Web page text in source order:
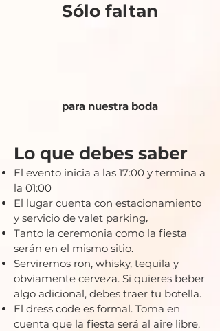
Sólo faltan
para nuestra boda
Lo que debes saber
El evento inicia a las 17:00 y termina a
la 01:00
El lugar cuenta con estacionamiento
y servicio de valet parking,
Tanto la ceremonia como la fiesta
serán en el mismo sitio.
Serviremos ron, whisky, tequila y
obviamente cerveza. Si quieres beber
algo adicional, debes traer tu botella.
El dress code es formal. Toma en
cuenta que la fiesta será al aire libre,